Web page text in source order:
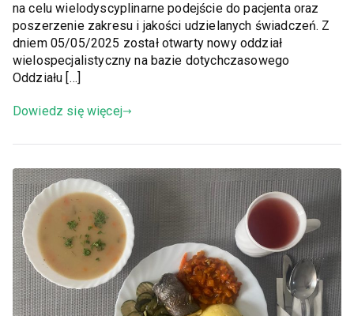
na celu wielodyscyplinarne podejście do pacjenta oraz
poszerzenie zakresu i jakości udzielanych świadczeń. Z
dniem 05/05/2025 został otwarty nowy oddział
wielospecjalistyczny na bazie dotychczasowego
Oddziału […]
Dowiedz się więcej